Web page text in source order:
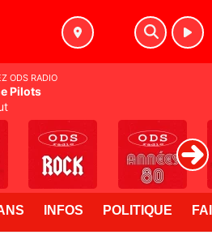
INFOS POLITIQUE
ODS RADIO
Pilots